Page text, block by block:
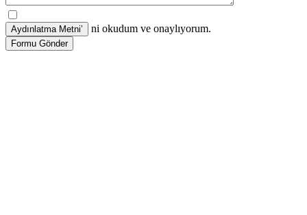
ni okudum ve onaylıyorum.
Formu Gönder